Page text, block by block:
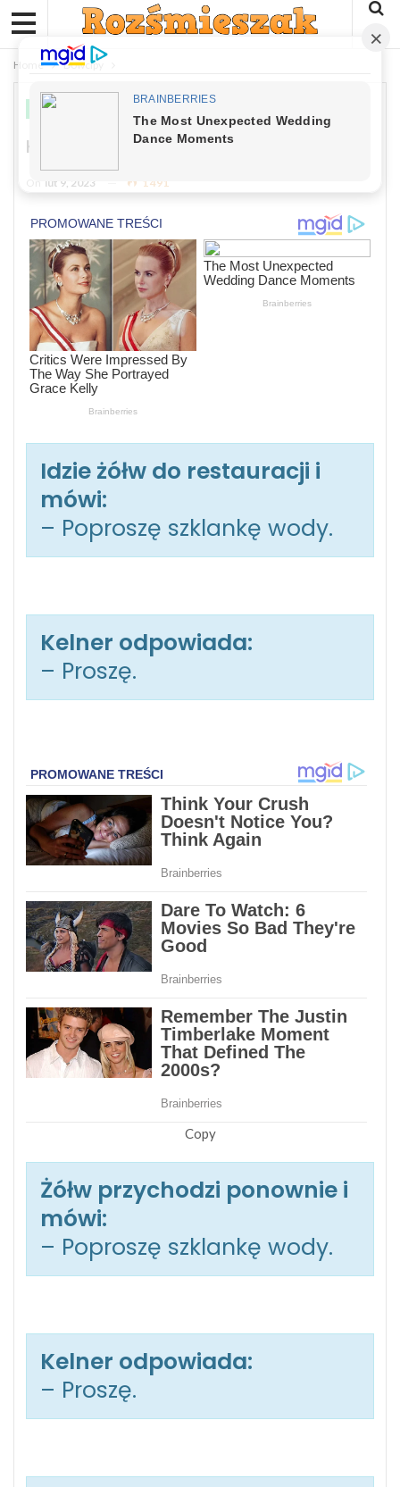
Home Dowcipy
DOWCIPY
Kawał: Idzie Żółw Do Restauracji
lut 9, 2023 1 491
Idzie żółw do restauracji i
mówi:
– Poproszę szklankę wody.
Kelner odpowiada:
– Proszę.
Copy
Żółw przychodzi ponownie i
mówi:
– Poproszę szklankę wody.
Kelner odpowiada:
– Proszę.